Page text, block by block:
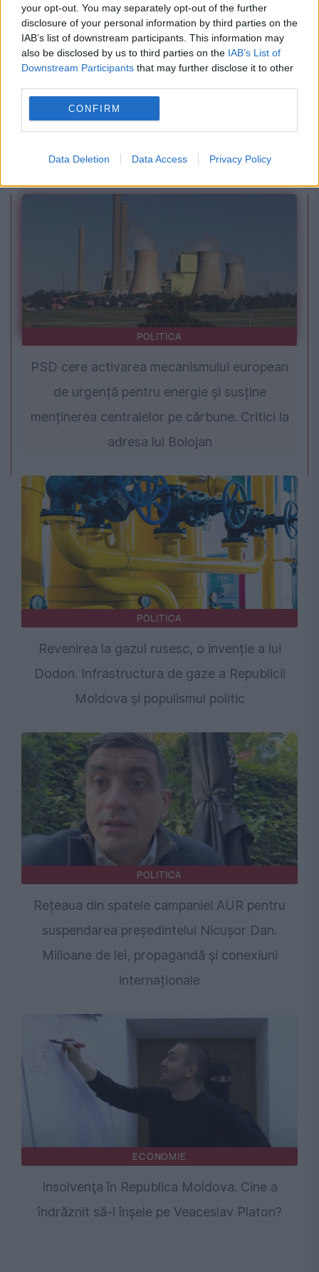
your opt-out. You may separately opt-out of the further
disclosure of your personal information by third parties on the
IAB’s list of downstream participants. This information may
also be disclosed by us to third parties on the IAB’s List of
Downstream Participants that may further disclose it to other
CONFIRM
Data Deletion Data Access Privacy Policy
Mingea „Mâna lui Dumnezeu” a lui Maradona,
scoasă la licitație. Suma fabuloasă care ar
putea fi plătită
POLITICA
PSD cere activarea mecanismului european
de urgență pentru energie și susține
menținerea centralelor pe cărbune. Critici la
adresa lui Bolojan
POLITICA
Revenirea la gazul rusesc, o invenție a lui
Dodon. Infrastructura de gaze a Republicii
Moldova și populismul politic
POLITICA
Rețeaua din spatele campaniei AUR pentru
suspendarea președintelui Nicușor Dan.
Milioane de lei, propagandă și conexiuni
internaționale
ECONOMIE
Insolvenţa în Republica Moldova. Cine a
îndrăznit să-l înşele pe Veaceslav Platon?